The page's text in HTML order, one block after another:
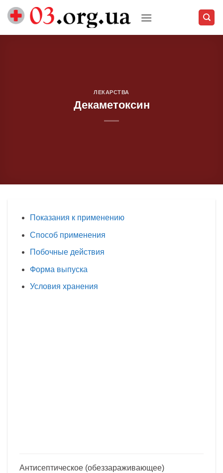
Skip
ЛЕКАРСТВА
Декаметоксин
Показания к применению
Способ применения
Побочные действия
Форма выпуска
Условия хранения
Антисептическое (обеззараживающее)